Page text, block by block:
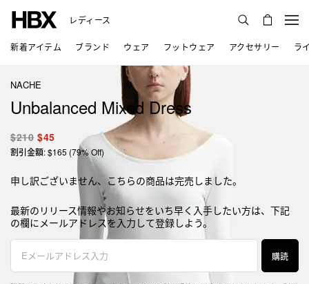
レディース
新着アイテム ブランド ウェア フットウェア アクセサリー ラ
NACHE
Unbalanced Mixed Dress
$210 $45
割引金額: $165 (79% Off)
申し訳ございません、こちらの商品は完売しました。
最新のリリース情報やお知らせをいち早く入手したい方は、下記
の欄にメールアドレスを入力して登録しよう。
購読